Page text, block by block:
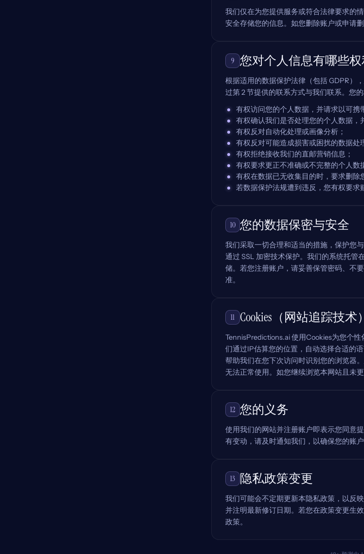
我们仅在为您提供服务或符合法律要求的
安全存储您的信息。如您删除账户或申请
9 您对个人信息有哪些权
根据适用的数据保护法律（包括 GDPR）
过第 2 节提供的联系方式与我们联系。您的
有权访问您的个人数据，并请求以可携
有权确认我们是否处理您的个人数据，
有权反对自动化处理或画像分析；
有权反对可能造成损害或困扰的数据处
有权拒绝接收我们的直邮营销信息；
有权要求更正不准确或不完整的个人数
有权在数据已无收集目的时，要求删除
若数据保护法规遭到违反，您有权要求
10 您的数据保密与安全
我们采取一切合理和适当的措施，保护您
通过 SSL 加密技术保护。我们的系统托管
储。若您注册账户，请妥善保管密码、不
准。
11 Cookies（网站追踪技术）
TennisPredictions.ai 使用Cookies为您个
们通过IP估算您的位置，自动选择合适的
帮助我们在您下次访问时识别您的浏览器
无法正常使用。如您继续浏览本网站且未
12 您的义务
使用我们的网站并注册账户即表示您同意
有变动，请及时通知我们，以确保您的账
13 隐私政策变更
我们可能会不定期更新本隐私政策，以反
并注明最新修订日期。若您在政策变更生
政策。